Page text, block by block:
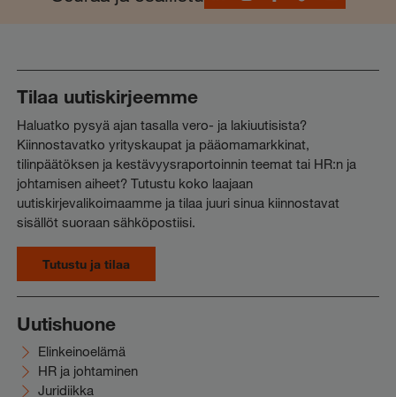
Tilaa uutiskirjeemme
Haluatko pysyä ajan tasalla vero- ja lakiuutisista?
Kiinnostavatko yrityskaupat ja pääomamarkkinat,
tilinpäätöksen ja kestävyysraportoinnin teemat tai HR:n ja
johtamisen aiheet? Tutustu koko laajaan
uutiskirjevalikoimaamme ja tilaa juuri sinua kiinnostavat
sisällöt suoraan sähköpostiisi.
Tutustu ja tilaa
Uutishuone
Elinkeinoelämä
HR ja johtaminen
Juridiikka